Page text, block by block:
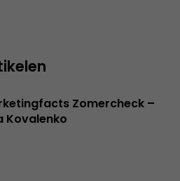
Zomercheck –
Kovalenko